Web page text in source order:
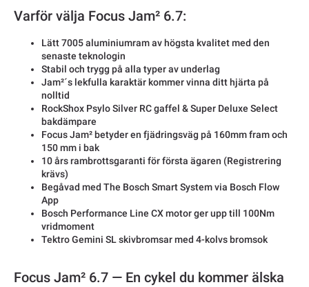
Varför välja Focus Jam² 6.7:
Lätt 7005 aluminiumram av högsta kvalitet med den
senaste teknologin
Stabil och trygg på alla typer av underlag
Jam²´s lekfulla karaktär kommer vinna ditt hjärta på
nolltid
RockShox Psylo Silver RC gaffel & Super Deluxe Select
bakdämpare
Focus Jam² betyder en fjädringsväg på 160mm fram och
150 mm i bak
10 års rambrottsgaranti för första ägaren (Registrering
krävs)
Begåvad med The Bosch Smart System via Bosch Flow
App
Bosch Performance Line CX motor ger upp till 100Nm
vridmoment
Tektro Gemini SL skivbromsar med 4-kolvs bromsok
Focus Jam² 6.7 — En cykel du kommer älska